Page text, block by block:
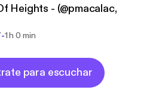
Heights - (@pmacalac,
-1 h 0 min
para escuchar